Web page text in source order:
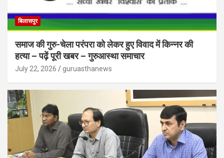
बिलासपुर
समाज की गुरु-चेला परंपरा को लेकर हुए विवाद में किन्नर की
हत्या – पढ़ें पूरी खबर – गुरुआस्था समाचार
July 22, 2026 guruasthanews